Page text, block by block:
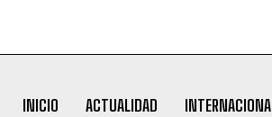
INICIO ACTUALIDAD